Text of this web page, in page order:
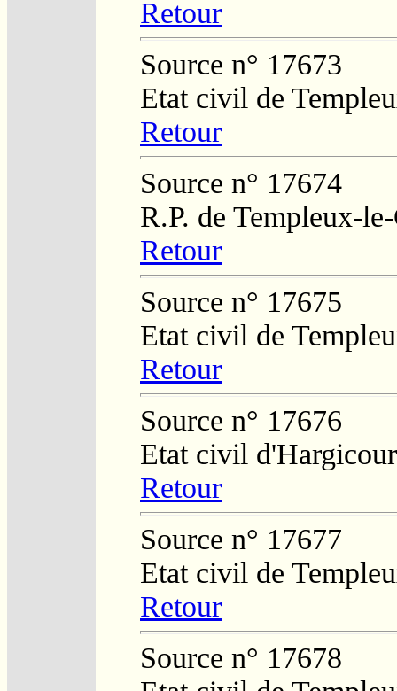
Retour
Source n° 17673
Etat civil de
Retour
Source n° 17674
R.P. de Templeux-
Retour
Source n° 17675
Etat civil de
Retour
Source n° 17676
Etat civil
Retour
Source n° 17677
Etat civil de
Retour
Source n° 17678